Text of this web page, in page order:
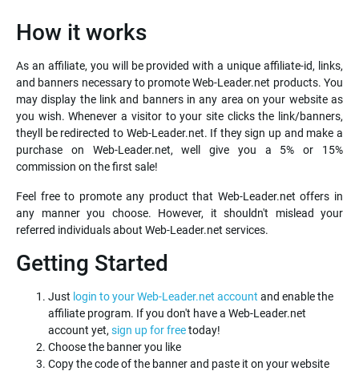
How it works
As an affiliate, you will be provided with a unique affiliate-id, links,
and banners necessary to promote Web-Leader.net products. You
may display the link and banners in any area on your website as
you wish. Whenever a visitor to your site clicks the link/banners,
theyll be redirected to Web-Leader.net. If they sign up and make a
purchase on Web-Leader.net, well give you a 5% or 15%
commission on the first sale!
Feel free to promote any product that Web-Leader.net offers in
any manner you choose. However, it shouldn't mislead your
referred individuals about Web-Leader.net services.
Getting Started
Just login to your Web-Leader.net account and enable the
affiliate program. If you don't have a Web-Leader.net
account yet, sign up for freetoday!
Choose the banner you like
Copy the code of the banner and paste it on your website